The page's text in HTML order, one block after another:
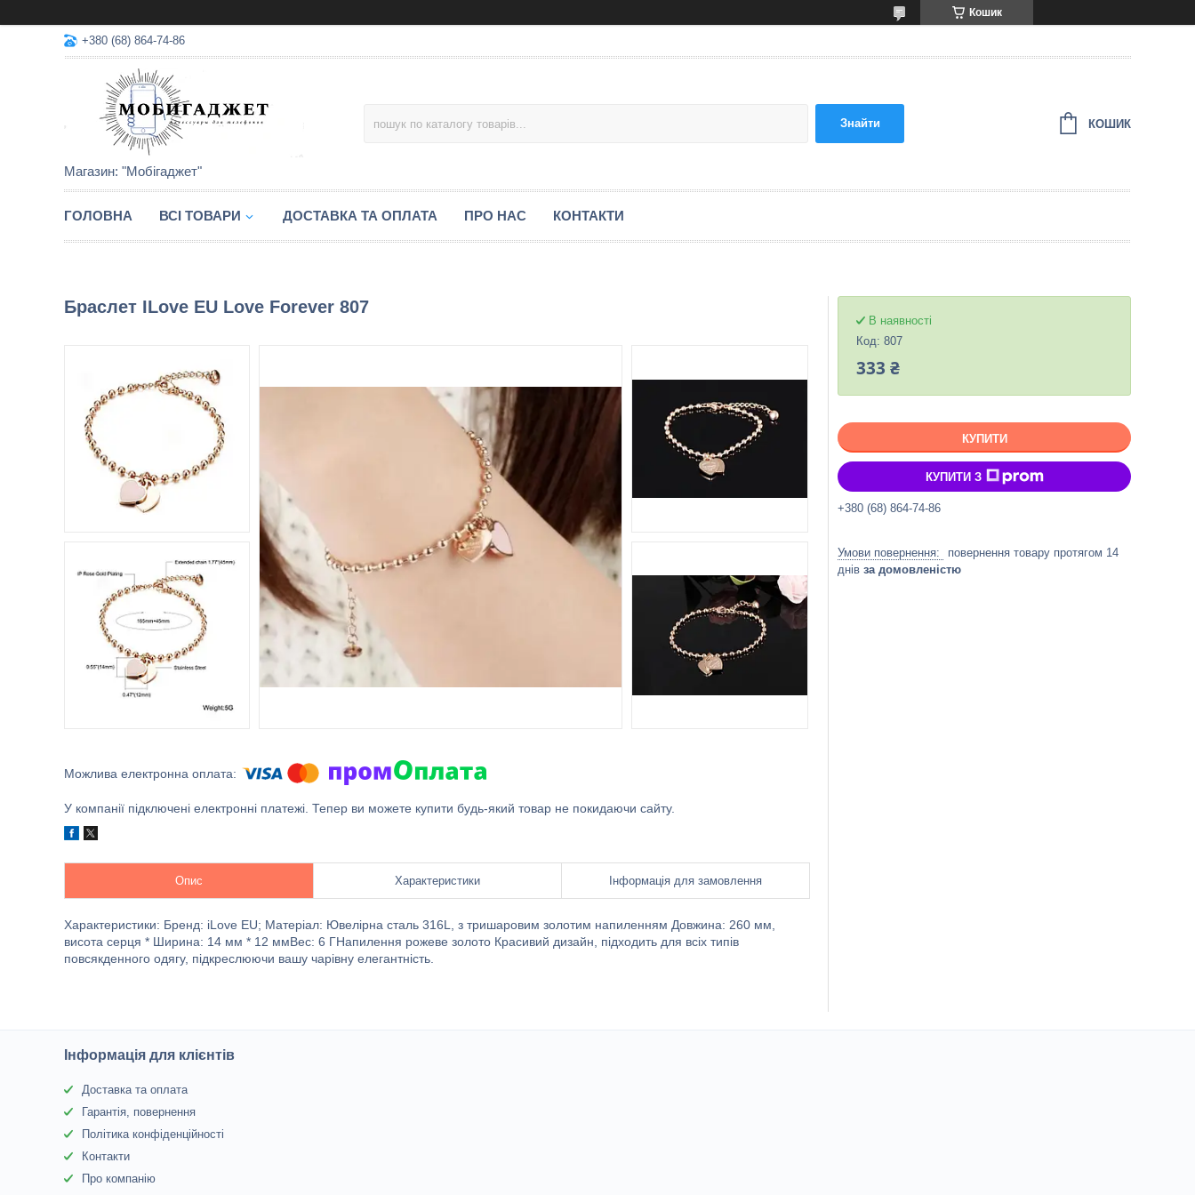
Кошик
+380 (68) 864-74-86
Магазин: "Мобігаджет"
Знайти КОШИК
ГОЛОВНА ВСІ ТОВАРИ ДОСТАВКА ТА ОПЛАТА ПРО НАС КОНТАКТИ
Браслет ILove EU Love Forever 807
У компанії підключені електронні платежі. Тепер ви можете купити будь-який товар не покидаючи сайту.
Опис Характеристики Інформація для замовлення
Характеристики: Бренд: iLove EU; Матеріал: Ювелірна сталь 316L, з тришаровим золотим напиленням Довжина: 260 мм,
висота серця * Ширина: 14 мм * 12 ммВес: 6 ГНапилення рожеве золото Красивий дизайн, підходить для всіх типів
повсякденного одягу, підкреслюючи вашу чарівну елегантність.
В наявності
Код: 807
333 ₴
КУПИТИ
КУПИТИ З
+380 (68) 864-74-86
повернення товару протягом 14
днів за домовленістю
Інформація для клієнтів
Доставка та оплата
Гарантія, повернення
Політика конфіденційності
Контакти
Про компанію